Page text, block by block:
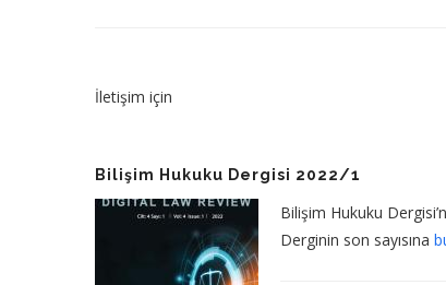
İletişim için
Bilişim Hukuku Dergisi 2022/1
Bilişim Hukuku
Derginin son sayısına